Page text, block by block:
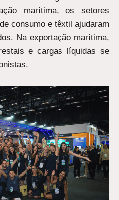
marítima, os setores
consumo e têxtil ajudaram
Na exportação marítima,
e cargas líquidas se